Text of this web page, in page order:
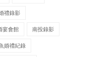
禮錄影
宴會館 南投錄影
婚禮紀錄